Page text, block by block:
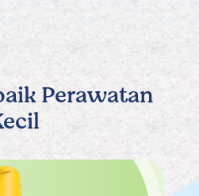
Perawatan